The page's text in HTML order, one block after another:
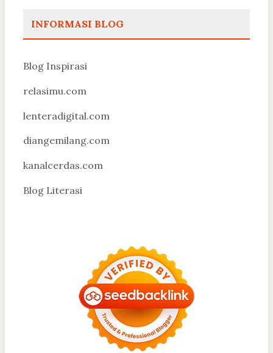
INFORMASI BLOG
Blog Inspirasi
relasimu.com
lenteradigital.com
diangemilang.com
kanalcerdas.com
Blog Literasi